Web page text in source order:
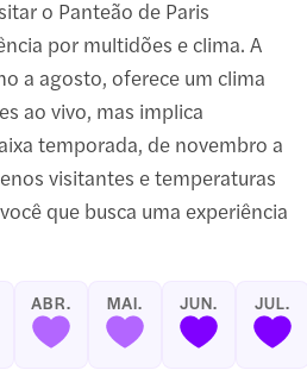
o Panteão de Paris
por multidões e clima. A
a agosto, oferece um clima
ao vivo, mas implica
temporada, de novembro a
visitantes e temperaturas
que busca uma experiência
ABR. MAI. JUN. JUL.